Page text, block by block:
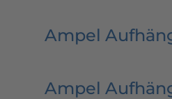
Ampel
Ampel